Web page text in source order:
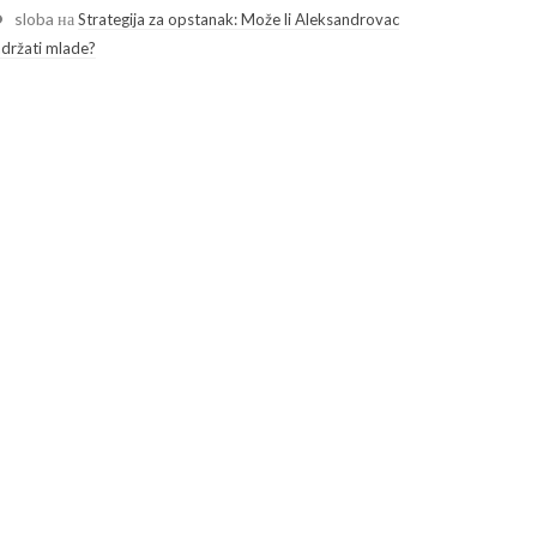
sloba наStrategija za opstanak: Može li Aleksandrovac
mlade?